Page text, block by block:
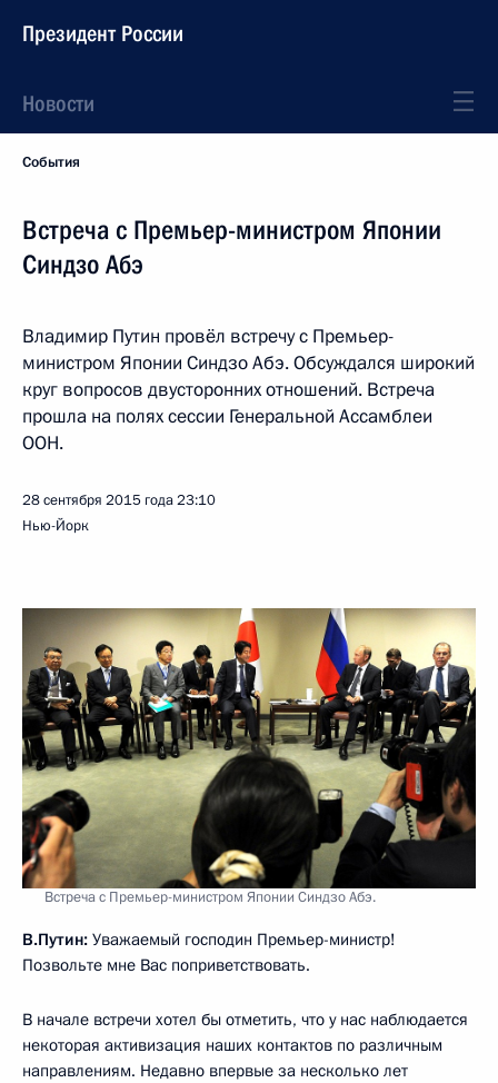
Президент России
Новости
События
Встреча с Премьер-министром Японии
Синдзо Абэ
Владимир Путин провёл встречу с Премьер-
министром Японии Синдзо Абэ. Обсуждался широкий
круг вопросов двусторонних отношений. Встреча
прошла на полях сессии Генеральной Ассамблеи
ООН.
28 сентября 2015 года23:10
Нью-Йорк
Встреча с Премьер-министром Японии Синдзо Абэ.
В.Путин: Уважаемый господин Премьер-министр!
Позвольте мне Вас поприветствовать.
В начале встречи хотел бы отметить, что у нас наблюдается
некоторая активизация наших контактов по различным
направлениям. Недавно впервые за несколько лет